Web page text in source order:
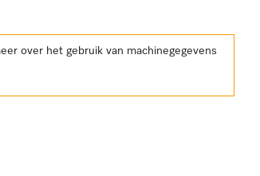
over het gebruik van machinegegevens